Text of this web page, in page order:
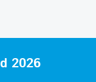
2026